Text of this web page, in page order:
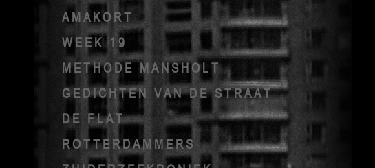
AMAKORT
WEEK 19
METHODE MANSHOLT
GEDICHTEN VAN DE STRAAT
DE FLAT
ROTTERDAMMERS